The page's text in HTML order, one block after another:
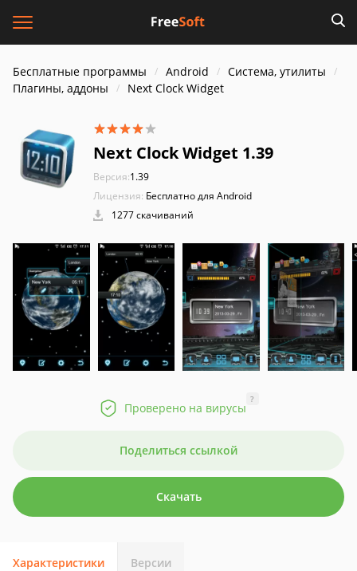
Бесплатные программы Android
Система, утилиты
Плагины, аддоны
Next Clock Widget
Next Clock Widget 1.39
Версия:1.39
Лицензия: Бесплатно для Android
1277 скачиваний
Проверено на вирусы
?
Поделиться ссылкой
Скачать
Характеристики Версии